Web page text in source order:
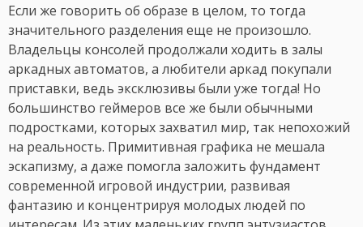
Если же говорить об образе в целом, то тогда
значительного разделения еще не произошло.
Владельцы консолей продолжали ходить в залы
аркадных автоматов, а любители аркад покупали
приставки, ведь эксклюзивы были уже тогда! Но
большинство геймеров все же были обычными
подростками, которых захватил мир, так непохожий
на реальность. Примитивная графика не мешала
эскапизму, а даже помогла заложить фундамент
современной игровой индустрии, развивая
фантазию и концентрируя молодых людей по